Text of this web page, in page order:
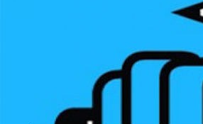
日本語
中文